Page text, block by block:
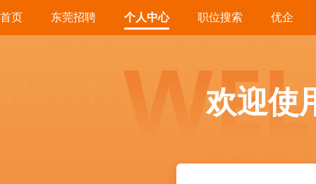
首页 东莞招聘 个人中心 职位搜索 优企
欢迎使